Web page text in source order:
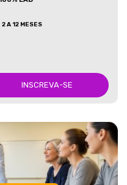
2 A 12 MESES
INSCREVA-SE